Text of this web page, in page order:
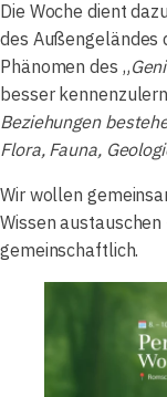
Die Woche dient
des
Phänomen des „
besser
Beziehungen
Flora, Fauna,
Wir wollen
Wissen
gemeinschaftlich.